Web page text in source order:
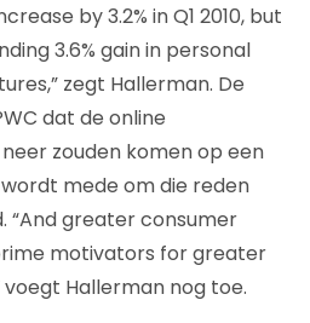
by 3.2% in Q1 2010, but
3.6% gain in personal
zegt Hallerman. De
dat de online
zouden komen op een
mede om die reden
“And greater consumer
motivators for greater
Hallerman nog toe.